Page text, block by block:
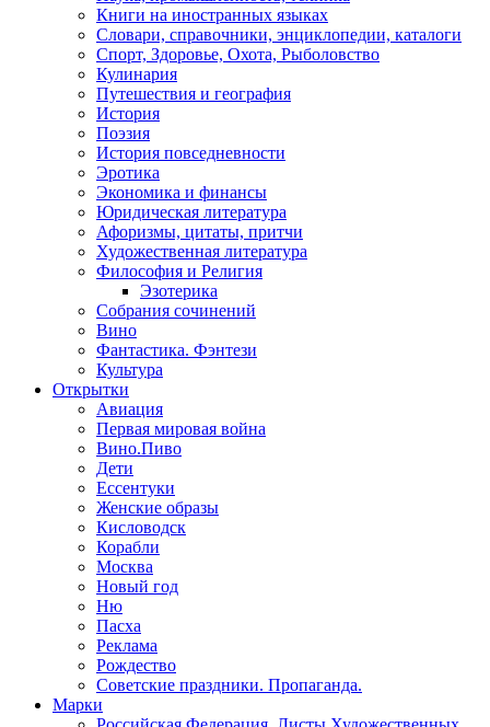
Книги на иностранных языках
Словари, справочники, энциклопедии, каталоги
Спорт, Здоровье, Охота, Рыболовство
Кулинария
Путешествия и география
История
Поэзия
История повседневности
Эротика
Экономика и финансы
Юридическая литература
Афоризмы, цитаты, притчи
Художественная литература
Философия и Религия
Эзотерика
Собрания сочинений
Вино
Фантастика. Фэнтези
Культура
Открытки
Авиация
Первая мировая война
Вино.Пиво
Дети
Ессентуки
Женские образы
Кисловодск
Корабли
Москва
Новый год
Ню
Пасха
Реклама
Рождество
Советские праздники. Пропаганда.
Марки